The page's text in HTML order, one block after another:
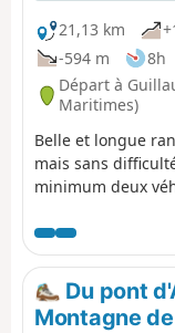
21,13 km
-594 m
8h
Départ à
Maritimes)
Belle et longue
mais sans
minimum deux
Du pont
Montagne